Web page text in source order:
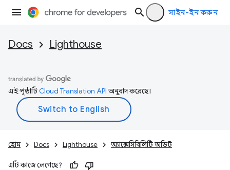
সাইন-ইন করুন
Docs Lighthouse
এই পৃষ্ঠাটিCloud Translation APIঅনুবাদ করেছে।
হোম Docs Lighthouse অ্যাক্সেসিবিলিটি অডিট
এটি কাজে লেগেছে?